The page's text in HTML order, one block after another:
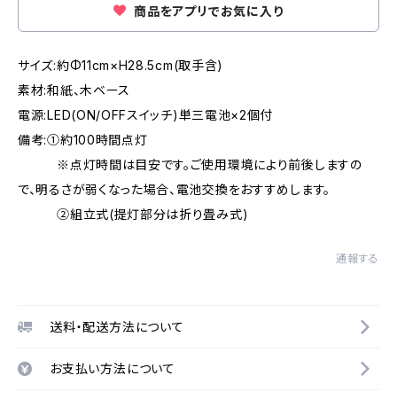
商品をアプリでお気に入り
サイズ:約Φ11cm×H28.5cm(取手含)
素材:和紙、木ベース
電源:LED(ON/OFFスイッチ)単三電池×2個付
備考:①約100時間点灯
※点灯時間は目安です。ご使用環境により前後しますの
で、明るさが弱くなった場合、電池交換をおすすめします。
②組立式(提灯部分は折り畳み式)
通報する
送料・配送方法について
お支払い方法について